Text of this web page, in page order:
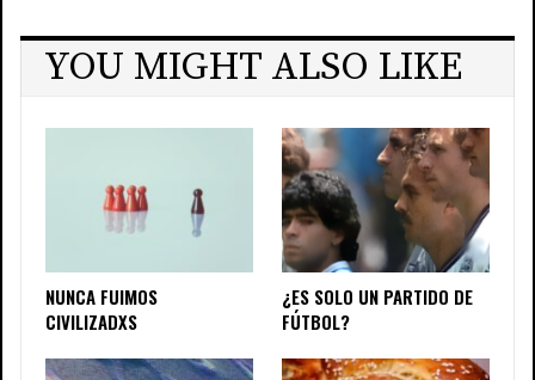
YOU MIGHT ALSO LIKE
NUNCA FUIMOS
CIVILIZADXS
¿ES SOLO UN PARTIDO DE
FÚTBOL?